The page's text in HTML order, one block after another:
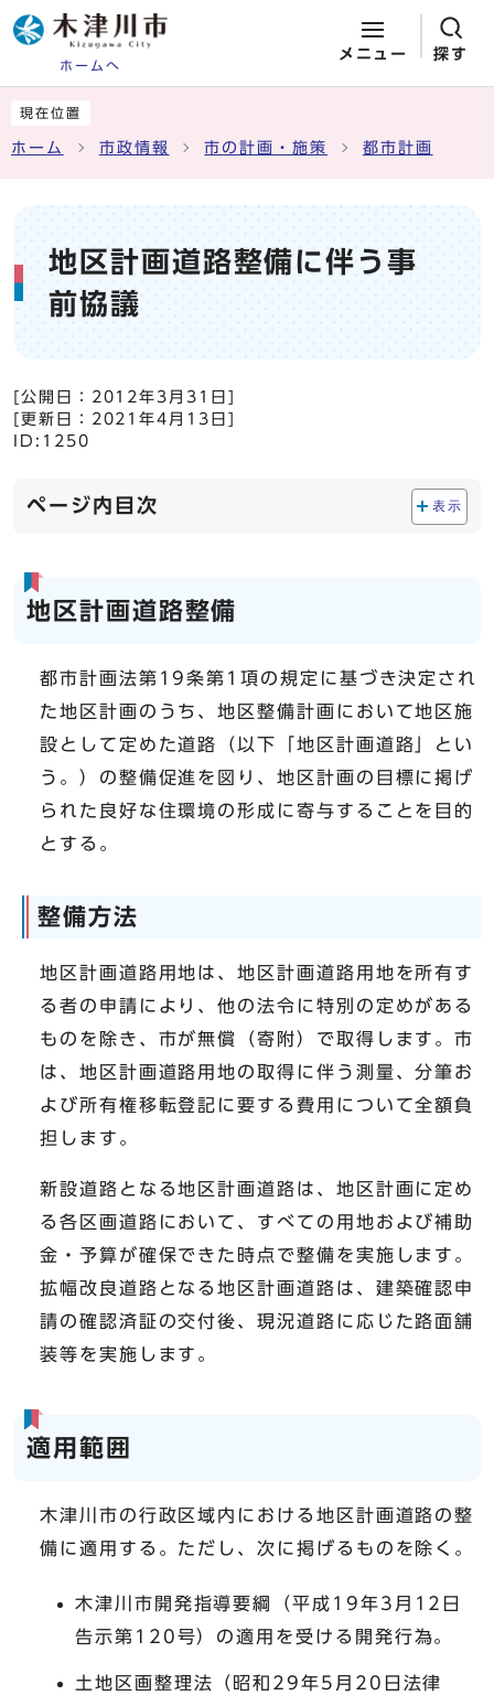
ホームへ
メニュー 探す
現在位置
ホーム 市政情報 市の計画・施策 都市計画
地区計画道路整備に伴う事
前協議
[公開日： 2012年3月31日
[更新日： 2021年4月13日
ID:1250
ページ内目次 表示
地区計画道路整備
都市計画法第19条第1項の規定に基づき決定され
た地区計画のうち、地区整備計画において地区施
設として定めた道路（以下「地区計画道路」とい
う。）の整備促進を図り、地区計画の目標に掲げ
られた良好な住環境の形成に寄与することを目的
とする。
整備方法
地区計画道路用地は、地区計画道路用地を所有す
る者の申請により、他の法令に特別の定めがある
ものを除き、市が無償（寄附）で取得します。市
は、地区計画道路用地の取得に伴う測量、分筆お
よび所有権移転登記に要する費用について全額負
担します。
新設道路となる地区計画道路は、地区計画に定め
る各区画道路において、すべての用地および補助
金・予算が確保できた時点で整備を実施します。
拡幅改良道路となる地区計画道路は、建築確認申
請の確認済証の交付後、現況道路に応じた路面舗
装等を実施します。
適用範囲
木津川市の行政区域内における地区計画道路の整
備に適用する。ただし、次に掲げるものを除く。
木津川市開発指導要綱（平成19年3月12日
告示第120号）の適用を受ける開発行為。
土地区画整理法（昭和29年5月20日法律